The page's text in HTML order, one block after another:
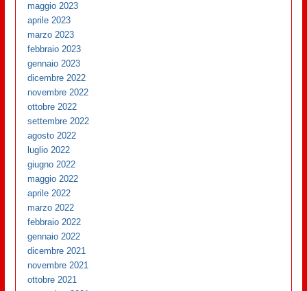
maggio 2023
aprile 2023
marzo 2023
febbraio 2023
gennaio 2023
dicembre 2022
novembre 2022
ottobre 2022
settembre 2022
agosto 2022
luglio 2022
giugno 2022
maggio 2022
aprile 2022
marzo 2022
febbraio 2022
gennaio 2022
dicembre 2021
novembre 2021
ottobre 2021